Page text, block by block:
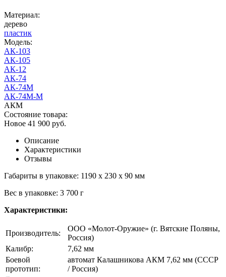
Материал:
дерево
пластик
Модель:
АК-103
АК-105
АК-12
АК-74
АК-74М
АК-74М-М
АКМ
Состояние товара:
Новое 41 900 руб.
Описание
Характеристики
Отзывы
Габариты в упаковке: 1190 x 230 x 90 мм
Вес в упаковке: 3 700 г
Характеристики:
Производитель:
ООО «Молот-Оружие» (г. Вятские Поляны,
Россия)
Калибр:
7,62 мм
Боевой
прототип:
автомат Калашникова АКМ 7,62 мм (СССР
/ Россия)